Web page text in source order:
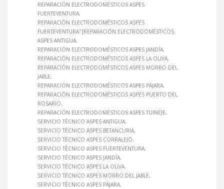
REPARACIÓN ELECTRODOMÉSTICOS ASPES
FUERTEVENTURA
REPARACIÓN ELECTRODOMÉSTICOS ASPES
FUERTEVENTURA"]REPARACIÓN ELECTRODOMÉSTICOS
ASPES ANTIGUA
REPARACIÓN ELECTRODOMÉSTICOS ASPES JANDÍA
REPARACIÓN ELECTRODOMÉSTICOS ASPES LA OLIVA
REPARACIÓN ELECTRODOMÉSTICOS ASPES MORRO DEL
JABLE
REPARACIÓN ELECTRODOMÉSTICOS ASPES PÁJARA
REPARACIÓN ELECTRODOMÉSTICOS ASPES PUERTO DEL
ROSARIO
REPARACIÓN ELECTRODOMÉSTICOS ASPES TUINEJE
SERVICIO TÉCNICO ASPES ANTIGUA
SERVICIO TÉCNICO ASPES BETANCURIA
SERVICIO TÉCNICO ASPES CORRALEJO
SERVICIO TÉCNICO ASPES FUERTEVENTURA
SERVICIO TÉCNICO ASPES JANDÍA
SERVICIO TÉCNICO ASPES LA OLIVA
SERVICIO TÉCNICO ASPES MORRO DEL JABLE
SERVICIO TÉCNICO ASPES PÁJARA